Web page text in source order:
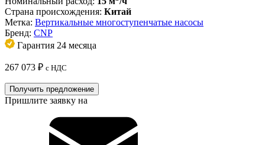
Страна происхождения: Китай
Метка: Вертикальные многоступенчатые насосы
Бренд: CNP
Гарантия 24 месяца
267 073 ₽ с НДС
Получить предложение
Пришлите заявку на